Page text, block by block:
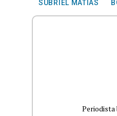
SUBRIEL MATÍAS
Periodista